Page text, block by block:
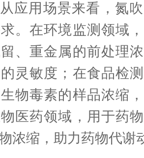
用场景来看，氮吹
。在环境监测领域
、重金属的前处理
灵敏度；在食品检
物毒素的样品浓缩
医药领域，用于药
浓缩，助力药物代谢